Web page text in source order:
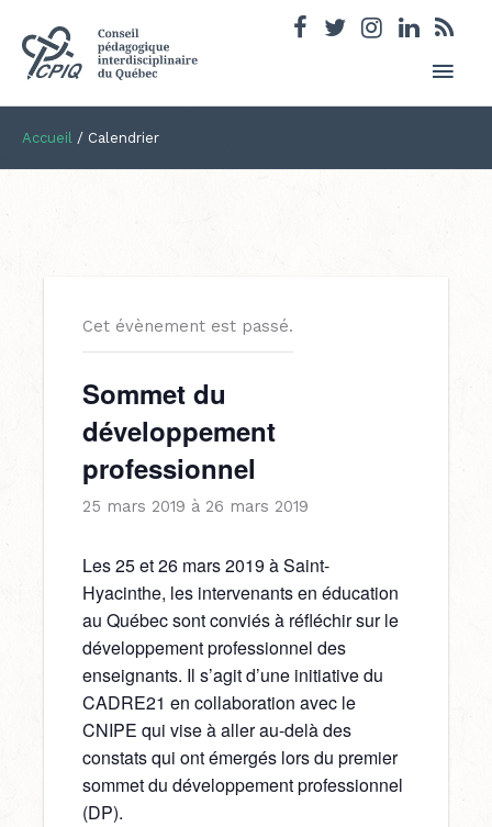
Accueil / Calendrier
Cet évènement est passé.
Sommet du
développement
professionnel
25 mars 2019 à 26 mars 2019
Les 25 et 26 mars 2019 à Saint-
Hyacinthe, les intervenants en éducation
au Québec sont conviés à réfléchir sur le
développement professionnel des
enseignants. Il s’agit d’une initiative du
CADRE21 en collaboration avec le
CNIPE qui vise à aller au-delà des
constats qui ont émergés lors du premier
sommet du développement professionnel
(DP).